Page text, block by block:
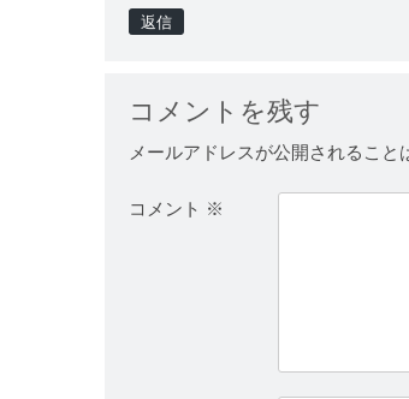
返信
コメントを残す
メールアドレスが公開されること
コメント ※